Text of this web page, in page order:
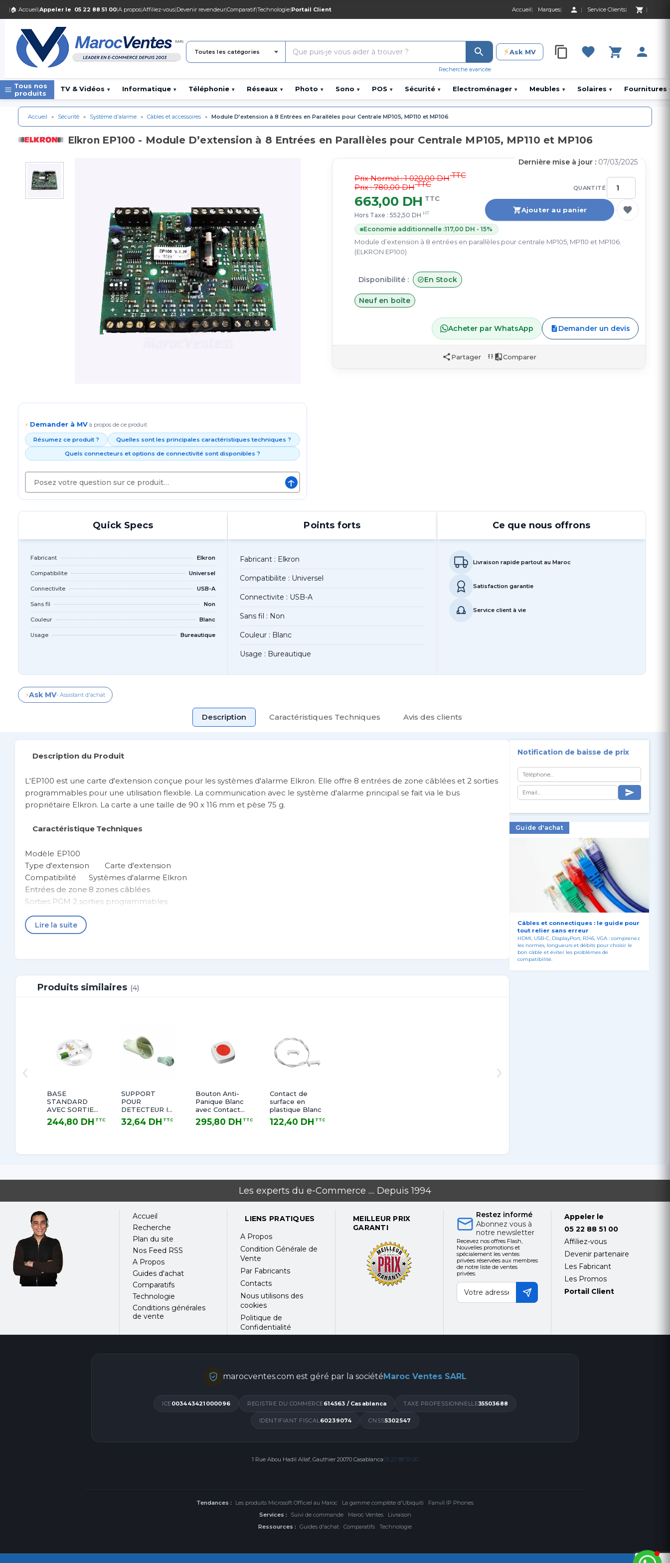
| 🏠 Accueil|Appeler le 05 22 88 51 00|A propos|Affiliez-vous|Devenir revendeur|Comparatif|Technologie|Portail Client Accueil Marques Service Clients
0 Produit 0,00
Toutes les catégories
Recherche avancée
⚡Ask MV 0 Produit 0,00 DH
Tous nos
produits
TV & Vidéos ▾ Informatique ▾ Téléphonie ▾ Réseaux ▾ Photo ▾ Sono ▾ POS ▾ Sécurité ▾ Electroménager ▾ Meubles ▾ Solaires ▾ Fournitures
Accueil » Sécurité » Système d'alarme » Câbles et accessoires » Module D’extension à 8 Entrées en Parallèles pour Centrale MP105, MP110 et MP106
Elkron EP100 - Module D’extension à 8 Entrées en Parallèles pour Centrale MP105, MP110 et MP106
QUANTITÉ
Ajouter au panier
Prix Normal :1 020,00 DHTTC
Prix : 780,00 DHTTC
663,00 DH TTC
Hors Taxe : 552,50 DH HT
Economie additionnelle :117,00 DH - 15%
Module d’extension à 8 entrées en parallèles pour centrale MP105, MP110 et MP106.
(ELKRON EP100)
Disponibilité : En Stock
Dernière mise à jour : 07/03/2025
Neuf en boîte
Acheter par WhatsApp Demander un devis
Partager Comparer
⚡ Demander à MV à propos de ce produit
Résumez ce produit ?
Quelles sont les principales caractéristiques techniques ?
Quels connecteurs et options de connectivité sont disponibles ?
↑
Quick Specs
Fabricant Elkron
Compatibilite Universel
Connectivite USB-A
Sans fil Non
Couleur Blanc
Usage Bureautique
Points forts
Fabricant : Elkron
Compatibilite : Universel
Connectivite : USB-A
Sans fil : Non
Couleur : Blanc
Usage : Bureautique
Ce que nous offrons
Livraison rapide partout au Maroc
Satisfaction garantie
Service client à vie
⚡Ask MV- Assistant d'achat
Description Caractéristiques Techniques Avis des clients
Description du Produit
L'EP100 est une carte d'extension conçue pour les systèmes d'alarme Elkron. Elle offre 8 entrées de zone câblées et 2 sorties
programmables pour une utilisation flexible. La communication avec le système d'alarme principal se fait via le bus
propriétaire Elkron. La carte a une taille de 90 x 116 mm et pèse 75 g.
Caractéristique Techniques
Modèle EP100
Type d'extension
Carte d'extension
Compatibilité
Systèmes d'alarme Elkron
Entrées de zone 8 zones câblées
Sorties PGM 2 sorties programmables
Communication
Dimensions 90 x 116 mm
Poids
75 g
Lire la suite
Produits similaires (4)
BASE
STANDARD
AVEC SORTIE
RELAIS
SD500RL
244,80 DH TTC
SUPPORT
POUR
DETECTEUR IR
ELKRON REF
SP900/10
32,64 DH TTC
Bouton Anti-
Panique Blanc
avec Contact
Fermé au
Repos
295,80 DH TTC
Contact de
surface en
plastique Blanc
122,40 DH TTC
Notification de baisse de prix
Guide d'achat
Câbles et connectiques : le guide pour
tout relier sans erreur
HDMI, USB-C, DisplayPort, RJ45, VGA : comprenez
les normes, longueurs et débits pour choisir le
bon câble et éviter les problèmes de
compatibilité.
Les experts du e-Commerce .... Depuis 1994
Accueil
Recherche
Plan du site
Nos Feed RSS
A Propos
Guides d'achat
Comparatifs
Technologie
Conditions générales
de vente
LIENS PRATIQUES
A Propos
Condition Générale de
Vente
Par Fabricants
Contacts
Nous utilisons des
cookies
Politique de
Confidentialité
MEILLEUR PRIX
GARANTI
Restez informé
Abonnez vous à
notre newsletter
Recevez nos offres Flash,
Nouvelles promotions et
spécialement les ventes
privées réservées aux membres
de notre liste de ventes
privées.
Appeler le
05 22 88 51 00
Affiliez-vous
Devenir partenaire
Les Fabricant
Les Promos
Portail Client
marocventes.com est géré par la sociétéMaroc Ventes SARL
ICE003443421000096 REGISTRE DU COMMERCE614563 / Casablanca TAXE PROFESSIONNELLE35503688
IDENTIFIANT FISCAL60239074 CNSS5302547
1 Rue Abou Hadil Allaf, Gauthier 20070 Casablanca05 22 88 51 00
Tendances : Les produits Microsoft Officiel au Maroc · La gamme complète d'Ubiquiti · Fanvil IP Phones
Services :
Suivi de commande· Maroc Ventes· Livraison
Ressources : Guides d'achat · Comparatifs · Technologie